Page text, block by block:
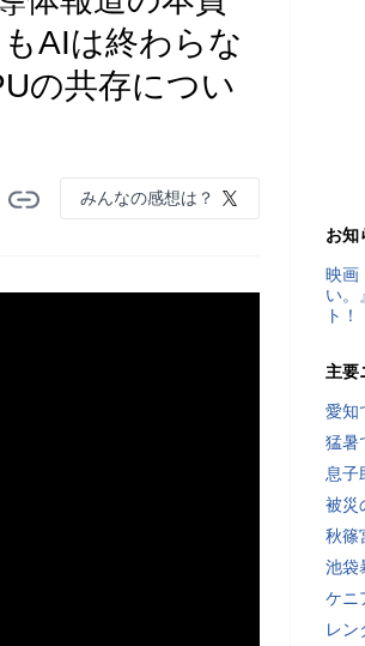
AIは終わらな
の共存につい
みんなの感想は？
お知
映画
い。
ト！
主要
愛知
猛暑
息子
被災
秋篠
池袋
ケニ
レン